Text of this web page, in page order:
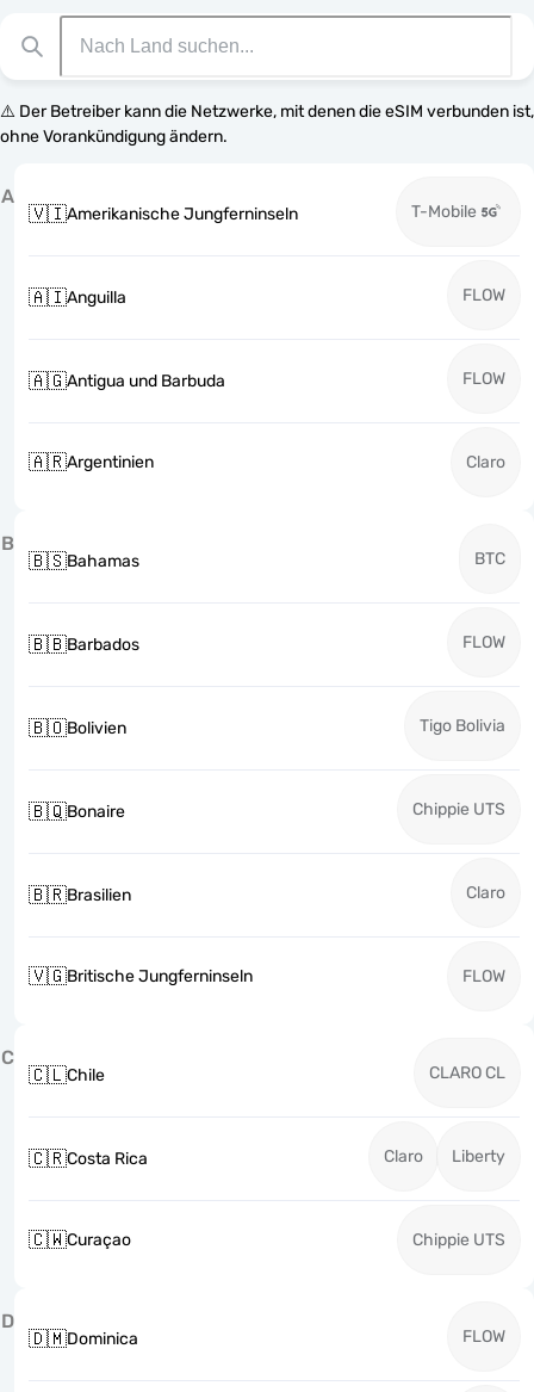
⚠️ Der Betreiber kann die Netzwerke, mit denen die eSIM verbunden ist,
ohne Vorankündigung ändern.
A
🇻🇮Amerikanische Jungferninseln T-Mobile
🇦🇮Anguilla FLOW
🇦🇬Antigua und Barbuda FLOW
🇦🇷Argentinien Claro
B
🇧🇸Bahamas BTC
🇧🇧Barbados FLOW
🇧🇴Bolivien Tigo Bolivia
🇧🇶Bonaire Chippie UTS
🇧🇷Brasilien Claro
🇻🇬Britische Jungferninseln FLOW
C
🇨🇱Chile CLARO CL
🇨🇷Costa Rica Claro Liberty
🇨🇼Curaçao Chippie UTS
D
🇩🇲Dominica FLOW